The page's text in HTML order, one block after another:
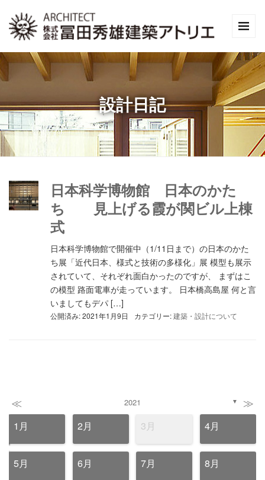
設計日記
日本科学博物館 日本のかた
ち 見上げる霞が関ビル上棟
式
日本科学博物館で開催中（1/11日まで）の日本のかた
ち展「近代日本、様式と技術の多様化」展 模型も展示
されていて、それぞれ面白かったのですが、 まずはこ
の模型 路面電車が走っています。 日本橋高島屋 何と言
いましてもデパ […]
公開済み: 2021年1月9日 カテゴリー:建築・設計について
≪ 2021 ▼ ≫
1月 2月 3月 4月
5月 6月 7月 8月